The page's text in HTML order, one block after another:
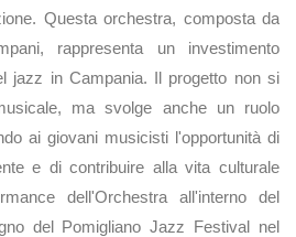
Questa orchestra, composta da
rappresenta un investimento
jazz in Campania. Il progetto non si
ma svolge anche un ruolo
ai giovani musicisti l'opportunità di
e di contribuire alla vita culturale
dell'Orchestra all'interno del
del Pomigliano Jazz Festival nel